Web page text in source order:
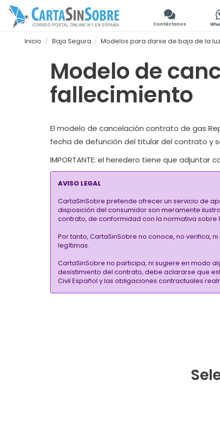
Contáctanos
Inicio Baja Segura Modelos para darse de baja de la
Modelo de
fallecimiento
El modelo de cancelación contrato de gas
fecha de defunción del titular del contrato y
IMPORTANTE: el heredero tiene que adjuntar
AVISO LEGAL
CartaSinSobre pretende ofrecer un servicio de
disposición del consumidor son meramente
contrato, de conformidad con la normativa sobre
Por tanto, CartaSinSobre no conoce, no verifica,
legítimas.
CartaSinSobre no participa, ni sugiere en modo
desistimiento del contrato, debe aclararse que
Civil Español y las obligaciones contractuales